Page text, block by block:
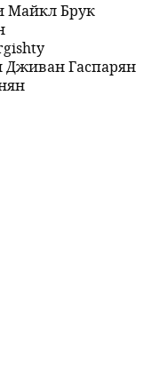
Майкл Брук
Гаспарян